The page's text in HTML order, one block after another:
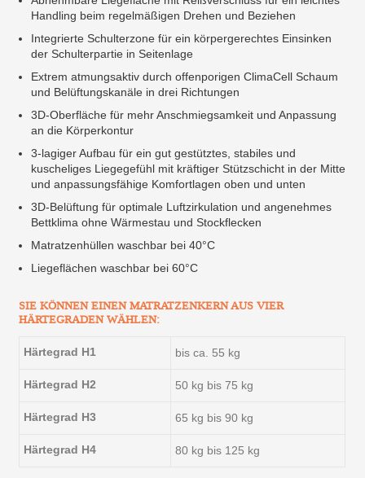
Handling beim regelmäßigen Drehen und Beziehen
Integrierte Schulterzone für ein körpergerechtes Einsinken
der Schulterpartie in Seitenlage
Extrem atmungsaktiv durch offenporigen ClimaCell Schaum
und Belüftungskanäle in drei Richtungen
3D-Oberfläche für mehr Anschmiegsamkeit und Anpassung
an die Körperkontur
3-lagiger Aufbau für ein gut gestütztes, stabiles und
kuscheliges Liegegefühl mit kräftiger Stützschicht in der Mitte
und anpassungsfähige Komfortlagen oben und unten
3D-Belüftung für optimale Luftzirkulation und angenehmes
Bettklima ohne Wärmestau und Stockflecken
Matratzenhüllen waschbar bei 40°C
Liegeflächen waschbar bei 60°C
SIE KÖNNEN EINEN MATRATZENKERN AUS VIER
HÄRTEGRADEN WÄHLEN:
Härtegrad H1 bis ca. 55 kg
Härtegrad H2 50 kg bis 75 kg
Härtegrad H3 65 kg bis 90 kg
Härtegrad H4 80 kg bis 125 kg